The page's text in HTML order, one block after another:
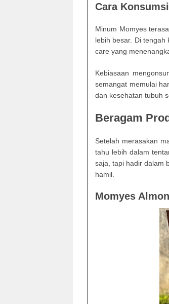
Cara
Minum Momyes
lebih besar. Di tengah
care yang
Kebiasaan
semangat memulai
dan kesehatan tubuh
Beragam
Setelah merasakan
tahu lebih dalam
saja, tapi hadir dalam
hamil.
Momyes